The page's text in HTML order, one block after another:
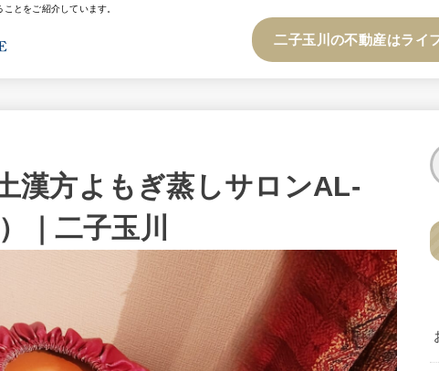
とをご紹介しています。
二子玉川の不動産はライ
漢方よもぎ蒸しサロンAL-
｜二子玉川